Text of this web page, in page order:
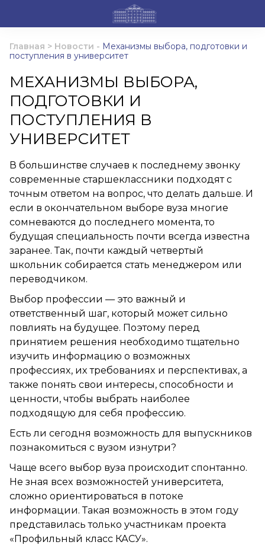
Главная > Новости - Механизмы выбора, подготовки и
поступления в университет
МЕХАНИЗМЫ ВЫБОРА,
ПОДГОТОВКИ И
ПОСТУПЛЕНИЯ В
УНИВЕРСИТЕТ
В большинстве случаев к последнему звонку
современные старшеклассники подходят с
точным ответом на вопрос, что делать дальше. И
если в окончательном выборе вуза многие
сомневаются до последнего момента, то
будущая специальность почти всегда известна
заранее. Так, почти каждый четвертый
школьник собирается стать менеджером или
переводчиком.
Выбор профессии — это важный и
ответственный шаг, который может сильно
повлиять на будущее. Поэтому перед
принятием решения необходимо тщательно
изучить информацию о возможных
профессиях, их требованиях и перспективах, а
также понять свои интересы, способности и
ценности, чтобы выбрать наиболее
подходящую для себя профессию.
Есть ли сегодня возможность для выпускников
познакомиться с вузом изнутри?
Чаще всего выбор вуза происходит спонтанно.
Не зная всех возможностей университета,
сложно ориентироваться в потоке
информации. Такая возможность в этом году
представилась только участникам проекта
«Профильный класс КАСУ».